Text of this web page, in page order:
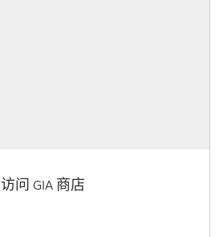
访问 GIA 商店